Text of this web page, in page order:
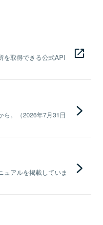
を取得できる公式API
。（2026年7月31日
ュアルを掲載していま